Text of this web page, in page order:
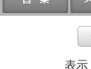
表示